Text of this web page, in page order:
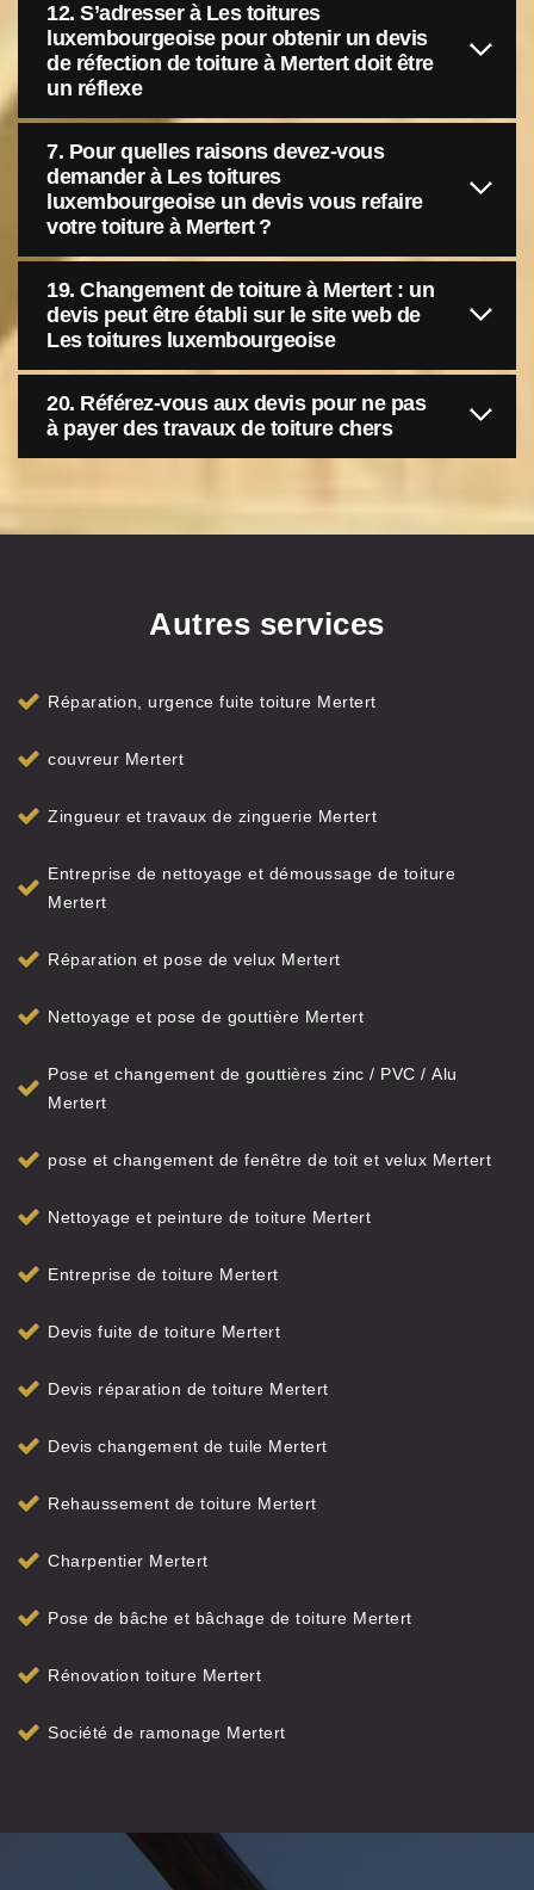
12. S’adresser à Les toitures
luxembourgeoise pour obtenir un devis
de réfection de toiture à Mertert doit être
un réflexe
7. Pour quelles raisons devez-vous
demander à Les toitures
luxembourgeoise un devis vous refaire
votre toiture à Mertert ?
19. Changement de toiture à Mertert : un
devis peut être établi sur le site web de
Les toitures luxembourgeoise
20. Référez-vous aux devis pour ne pas
à payer des travaux de toiture chers
Autres services
Réparation, urgence fuite toiture Mertert
couvreur Mertert
Zingueur et travaux de zinguerie Mertert
Entreprise de nettoyage et démoussage de toiture
Mertert
Réparation et pose de velux Mertert
Nettoyage et pose de gouttière Mertert
Pose et changement de gouttières zinc / PVC / Alu
Mertert
pose et changement de fenêtre de toit et velux Mertert
Nettoyage et peinture de toiture Mertert
Entreprise de toiture Mertert
Devis fuite de toiture Mertert
Devis réparation de toiture Mertert
Devis changement de tuile Mertert
Rehaussement de toiture Mertert
Charpentier Mertert
Pose de bâche et bâchage de toiture Mertert
Rénovation toiture Mertert
Société de ramonage Mertert